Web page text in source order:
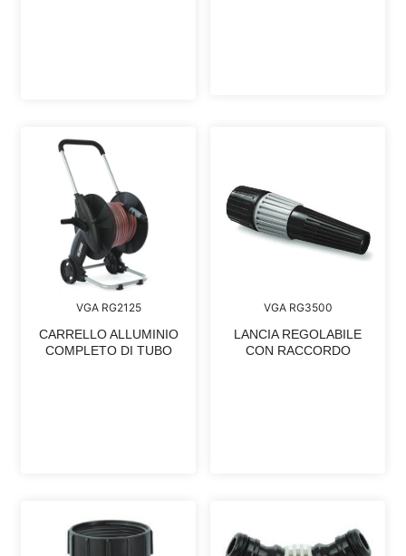
VGA RG2125
CARRELLO ALLUMINIO
COMPLETO DI TUBO
VGA RG3500
LANCIA REGOLABILE
CON RACCORDO